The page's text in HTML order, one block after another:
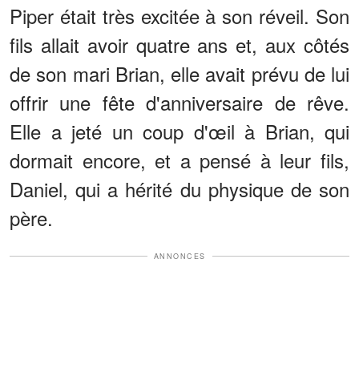
Piper était très excitée à son réveil. Son
fils allait avoir quatre ans et, aux côtés
de son mari Brian, elle avait prévu de lui
offrir une fête d'anniversaire de rêve.
Elle a jeté un coup d'œil à Brian, qui
dormait encore, et a pensé à leur fils,
Daniel, qui a hérité du physique de son
père.
ANNONCES